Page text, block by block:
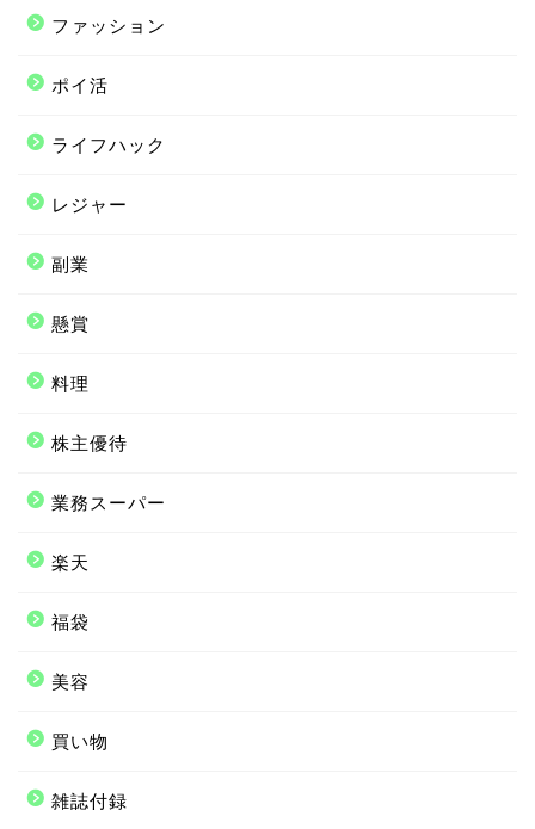
ファッション
ポイ活
ライフハック
レジャー
副業
懸賞
料理
株主優待
業務スーパー
楽天
福袋
美容
買い物
雑誌付録